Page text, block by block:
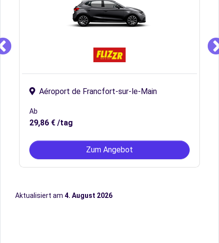
Aéroport de Francfort-sur-le-Main
Ab
29,86 € /tag
Zum Angebot
Aktualisiert am 4. August 2026